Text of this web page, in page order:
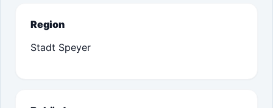
Region
Stadt Speyer